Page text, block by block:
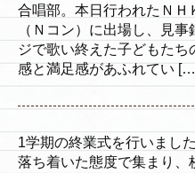
合唱部。本日行われたＮ
（Ｎコン）に出場し、見
ジで歌い終えた子どもた
感と満足感があふれてい
1学期の終業式を行いまし
落ち着いた態度で集まり、